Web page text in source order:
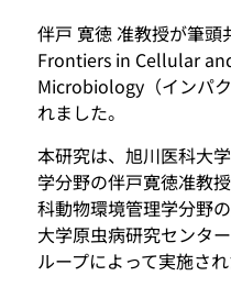
伴戸 寛徳 准教授が筆
Frontiers in Cellular
Microbiology（インパ
れました。
本研究は、旭川医科大
学分野の伴戸寛徳准教
科動物環境管理学分野
大学原虫病研究センタ
ループによって実施され